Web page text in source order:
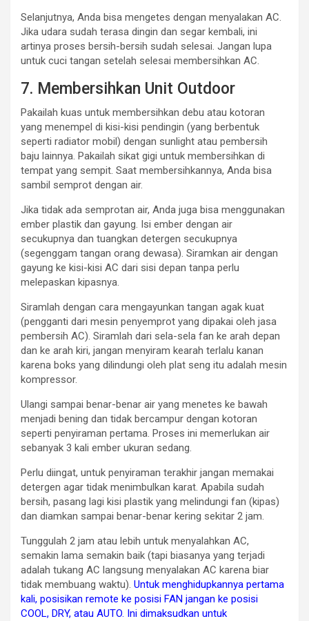
Selanjutnya, Anda bisa mengetes dengan menyalakan AC.
Jika udara sudah terasa dingin dan segar kembali, ini
artinya proses bersih-bersih sudah selesai. Jangan lupa
untuk cuci tangan setelah selesai membersihkan AC.
7. Membersihkan Unit Outdoor
Pakailah kuas untuk membersihkan debu atau kotoran
yang menempel di kisi-kisi pendingin (yang berbentuk
seperti radiator mobil) dengan sunlight atau pembersih
baju lainnya. Pakailah sikat gigi untuk membersihkan di
tempat yang sempit. Saat membersihkannya, Anda bisa
sambil semprot dengan air.
Jika tidak ada semprotan air, Anda juga bisa menggunakan
ember plastik dan gayung. Isi ember dengan air
secukupnya dan tuangkan detergen secukupnya
(segenggam tangan orang dewasa). Siramkan air dengan
gayung ke kisi-kisi AC dari sisi depan tanpa perlu
melepaskan kipasnya.
Siramlah dengan cara mengayunkan tangan agak kuat
(pengganti dari mesin penyemprot yang dipakai oleh jasa
pembersih AC). Siramlah dari sela-sela fan ke arah depan
dan ke arah kiri, jangan menyiram kearah terlalu kanan
karena boks yang dilindungi oleh plat seng itu adalah mesin
kompressor.
Ulangi sampai benar-benar air yang menetes ke bawah
menjadi bening dan tidak bercampur dengan kotoran
seperti penyiraman pertama. Proses ini memerlukan air
sebanyak 3 kali ember ukuran sedang.
Perlu diingat, untuk penyiraman terakhir jangan memakai
detergen agar tidak menimbulkan karat. Apabila sudah
bersih, pasang lagi kisi plastik yang melindungi fan (kipas)
dan diamkan sampai benar-benar kering sekitar 2 jam.
Tunggulah 2 jam atau lebih untuk menyalahkan AC,
semakin lama semakin baik (tapi biasanya yang terjadi
adalah tukang AC langsung menyalakan AC karena biar
tidak membuang waktu). Untuk menghidupkannya pertama
kali, posisikan remote ke posisi FAN jangan ke posisi
COOL, DRY, atau AUTO. Ini dimaksudkan untuk